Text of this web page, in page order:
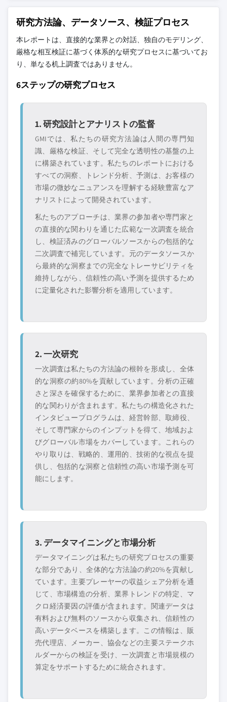
研究方法論、データソース、検証プロセス
本レポートは、直接的な業界との対話、独自のモデリング、
厳格な相互検証に基づく体系的な研究プロセスに基づいてお
り、単なる机上調査ではありません。
6ステップの研究プロセス
1. 研究設計とアナリストの監督
GMIでは、私たちの研究方法論は人間の専門知
識、厳格な検証、そして完全な透明性の基盤の上
に構築されています。私たちのレポートにおける
すべての洞察、トレンド分析、予測は、お客様の
市場の微妙なニュアンスを理解する経験豊富なア
ナリストによって開発されています。
私たちのアプローチは、業界の参加者や専門家と
の直接的な関わりを通じた広範な一次調査を統合
し、検証済みのグローバルソースからの包括的な
二次調査で補完しています。元のデータソースか
ら最終的な洞察までの完全なトレーサビリティを
維持しながら、信頼性の高い予測を提供するため
に定量化された影響分析を適用しています。
2. 一次研究
一次調査は私たちの方法論の根幹を形成し、全体
的な洞察の約80%を貢献しています。分析の正確
さと深さを確保するために、業界参加者との直接
的な関わりが含まれます。私たちの構造化された
インタビュープログラムは、経営幹部、取締役、
そして専門家からのインプットを得て、地域およ
びグローバル市場をカバーしています。これらの
やり取りは、戦略的、運用的、技術的な視点を提
供し、包括的な洞察と信頼性の高い市場予測を可
能にします。
3. データマイニングと市場分析
データマイニングは私たちの研究プロセスの重要
な部分であり、全体的な方法論の約20%を貢献し
ています。主要プレーヤーの収益シェア分析を通
じて、市場構造の分析、業界トレンドの特定、マ
クロ経済要因の評価が含まれます。関連データは
有料および無料のソースから収集され、信頼性の
高いデータベースを構築します。この情報は、販
売代理店、メーカー、協会などの主要ステークホ
ルダーからの検証を受け、一次調査と市場規模の
算定をサポートするために統合されます。